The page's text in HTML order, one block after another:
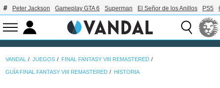
Peter Jackson Gameplay GTA 6 Superman El Señor de los Anillos PS5
VANDAL JUEGOS FINAL FANTASY VIII REMASTERED
GUÍA FINAL FANTASY VIII REMASTERED HISTORIA